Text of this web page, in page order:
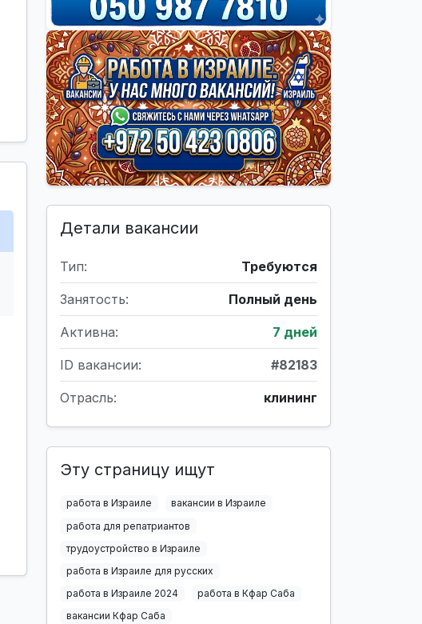
Детали вакансии
Тип: Требуются
Занятость: Полный день
Активна: 7 дней
ID вакансии: #82183
Отрасль: клининг
Эту страницу ищут
работа в Израиле
вакансии в Израиле
работа для репатриантов
трудоустройство в Израиле
работа в Израиле для русских
работа в Израиле 2024
работа в Кфар Саба
вакансии Кфар Саба